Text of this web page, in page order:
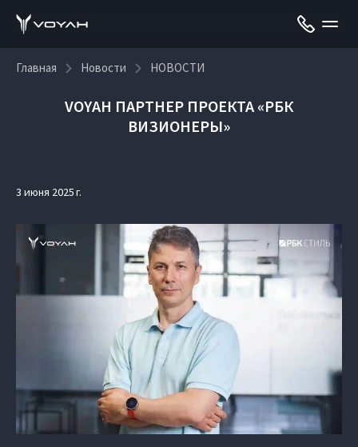
Главная Новости НОВОСТИ
VOYAH ПАРТНЕР ПРОЕКТА «РБК
ВИЗИОНЕРЫ»
3 июня 2025 г.